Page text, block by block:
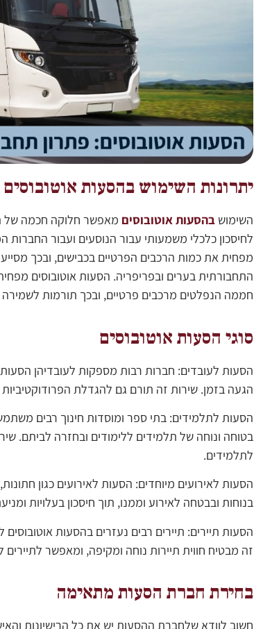
יתרונות השימוש בהסעות אוטובוסים
השימוש בהסעות אוטובוסים מאפשר חלוקה חכמה של
לחיסכון כלכלי משמעותי עבור הנוסעים ועבור החברות
מפחית את כמות הרכבים הפרטיים בכבישים, ובכך
התחבורתית בערים ובפריפריה. הסעות אוטובוסים
חממה הנפלטים מרכבים פרטיים, ובכך תורמות
סוגי הסעות אוטובוסים
הסעות לעובדים: חברות רבות מספקות לעובדיהן
הגעה בזמן. שירות זה תורם גם להגדלת
הסעות לתלמידים: בתי ספר ומוסדות חינוך רבים
בטוחה ונוחה של תלמידים ללימודים ובחזרה לביתם.
לתלמידים.
הסעות לאירועים מיוחדים: הסעות לאירועים כגון
בנוחות ובבטחה לאירוע וממנו, תוך חיסכון בעלויות
הסעות תיירים: תיירים רבים נעזרים בהסעות אוטובוסים
זה מבטיח חווית תיירות נוחה ומקיפה, ומאפשר
בחירת חברת הסעות מתאימה
חשוב לוודא שלחברת ההסעות יש את כל הרישיונות